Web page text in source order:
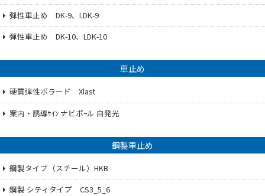
弾性車止め DK-9、LDK-9
弾性車止め DK-10、LDK-10
車止め
硬質弾性ボラード Xlast
案内・誘導ｻｲﾝ ナビポｰル 自発光
鋼製車止め
鋼製タイプ（スチール）HKB
鋼製 シティタイプ CS3_5_6